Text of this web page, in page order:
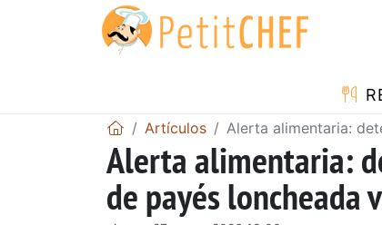
Artículos Alerta alimentaria:
Alerta alimentaria:
de payés loncheada